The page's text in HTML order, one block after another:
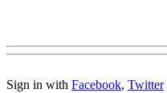
Sign in with Facebook, Twitter